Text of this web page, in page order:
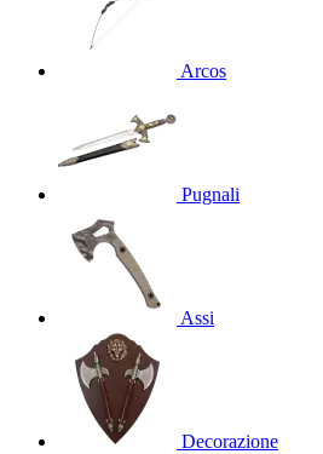
Arcos
Pugnali
Assi
Decorazione